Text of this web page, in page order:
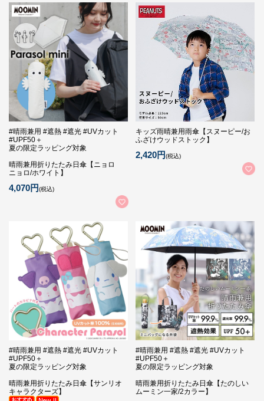
#晴雨兼用 #遮熱 #遮光 #UVカット
#UPF50＋
夏の限定ラッピング対象
晴雨兼用折りたたみ日傘【ニョロ
ニョロ/ホワイト】
4,070円(税込)
キッズ雨晴兼用雨傘【スヌーピー/お
ふざけウッドストック】
2,420円(税込)
#晴雨兼用 #遮熱 #遮光 #UVカット
#UPF50＋
夏の限定ラッピング対象
晴雨兼用折りたたみ日傘【サンリオ
キャラクターズ】
#晴雨兼用 #遮熱 #遮光 #UVカット
#UPF50＋
夏の限定ラッピング対象
晴雨兼用折りたたみ日傘【たのしい
ムーミン一家/2カラー】